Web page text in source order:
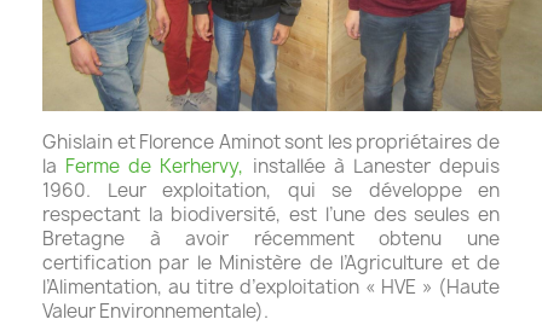
Ghislain et Florence Aminot sont les propriétaires de
la Ferme de Kerhervy, installée à Lanester depuis
1960. Leur exploitation, qui se développe en
respectant la biodiversité, est l’une des seules en
Bretagne à avoir récemment obtenu une
certification par le Ministère de l’Agriculture et de
l’Alimentation, au titre d’exploitation « HVE » (Haute
Valeur Environnementale).